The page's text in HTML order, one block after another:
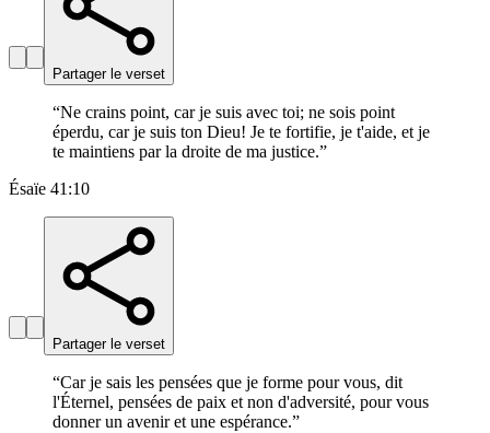
Partager le verset
“Ne crains point, car je suis avec toi; ne sois point
éperdu, car je suis ton Dieu! Je te fortifie, je t'aide, et je
te maintiens par la droite de ma justice.”
Ésaïe 41:10
Partager le verset
“Car je sais les pensées que je forme pour vous, dit
l'Éternel, pensées de paix et non d'adversité, pour vous
donner un avenir et une espérance.”